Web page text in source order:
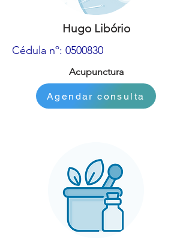
Hugo Libório
Cédula nº: 0500830
Acupunctura
Agendar consulta